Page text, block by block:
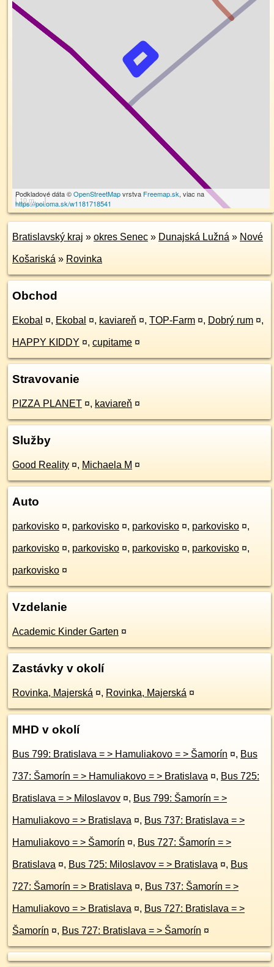
10 m
Podkladové dáta ©OpenStreetMapvrstva Freemap.sk, viac na
https://poi.oma.sk/w1181718541
Bratislavský kraj » okres Senec » Dunajská Lužná » Nové
Košariská » Rovinka
Obchod
Ekobal ¤, Ekobal ¤, kaviareň ¤, TOP-Farm ¤, Dobrý rum ¤,
HAPPY KIDDY ¤, cupitame ¤
Stravovanie
PIZZA PLANET ¤, kaviareň ¤
Služby
Good Reality ¤, Michaela M ¤
Auto
parkovisko ¤, parkovisko ¤, parkovisko ¤, parkovisko ¤,
parkovisko ¤, parkovisko ¤, parkovisko ¤, parkovisko ¤,
parkovisko ¤
Vzdelanie
Academic Kinder Garten ¤
Zastávky v okolí
Rovinka, Majerská ¤, Rovinka, Majerská ¤
MHD v okolí
Bus 799: Bratislava = > Hamuliakovo = > Šamorín ¤, Bus
737: Šamorín = > Hamuliakovo = > Bratislava ¤, Bus 725:
Bratislava = > Miloslavov ¤, Bus 799: Šamorín = >
Hamuliakovo = > Bratislava ¤, Bus 737: Bratislava = >
Hamuliakovo = > Šamorín ¤, Bus 727: Šamorín = >
Bratislava ¤, Bus 725: Miloslavov = > Bratislava ¤, Bus
727: Šamorín = > Bratislava ¤, Bus 737: Šamorín = >
Hamuliakovo = > Bratislava ¤, Bus 727: Bratislava = >
Šamorín ¤, Bus 727: Bratislava = > Šamorín ¤